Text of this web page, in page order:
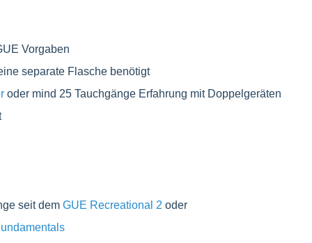
Vorgaben
separate Flasche benötigt
oder mind 25 Tauchgänge Erfahrung mit Doppelgeräten
seit dem GUE Recreational 2 oder